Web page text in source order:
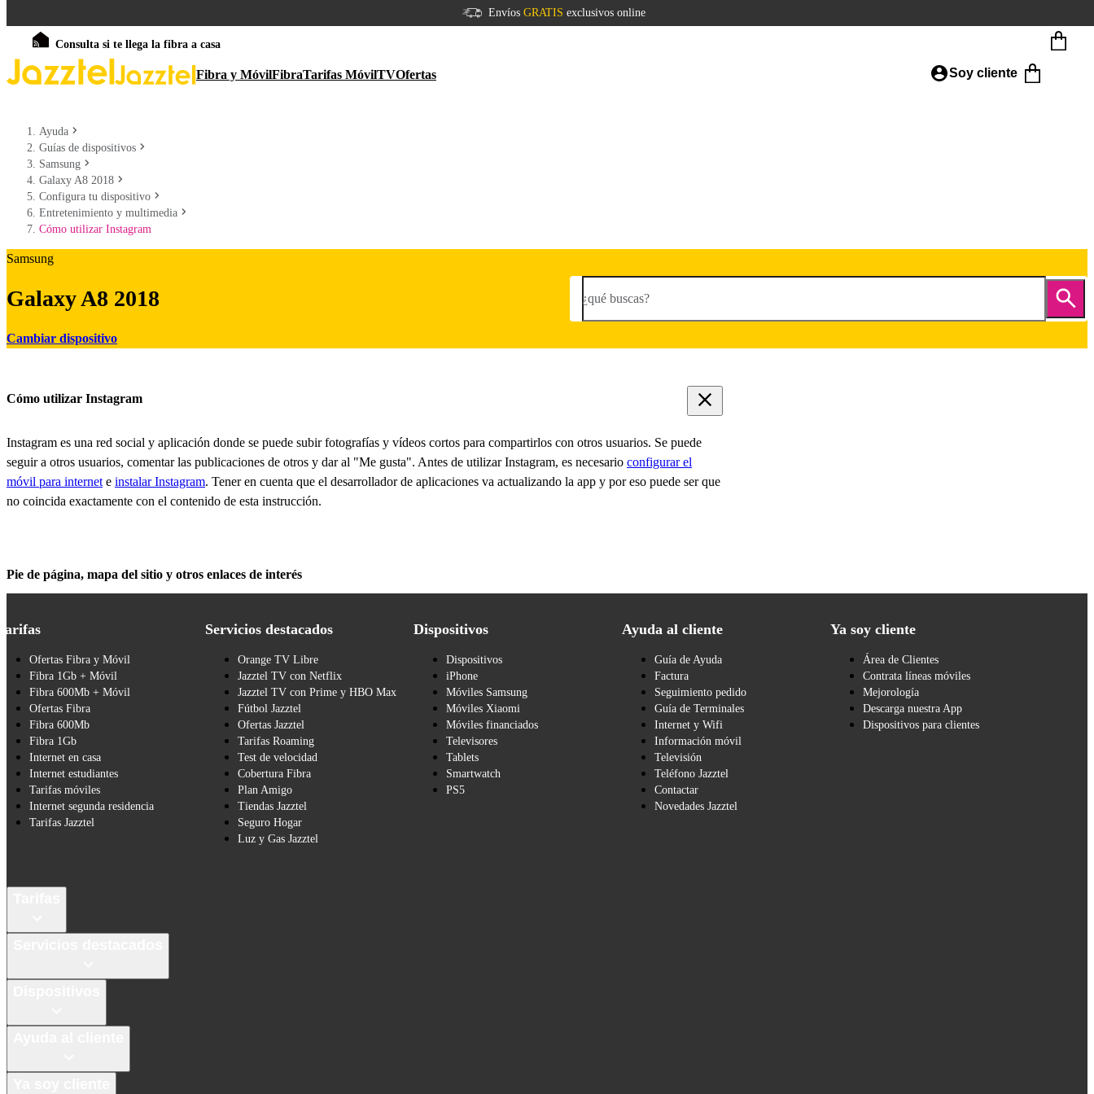
Envíos GRATIS exclusivos online
Consulta si te llega la fibra a casa
Fibra y MóvilFibraTarifas MóvilTVOfertas Soy cliente
Ayuda
Guías de dispositivos
Samsung
Galaxy A8 2018
Configura tu dispositivo
Entretenimiento y multimedia
Cómo utilizar Instagram
Samsung
Galaxy A8 2018
Cambiar dispositivo
¿qué buscas?
Cómo utilizar Instagram
Instagram es una red social y aplicación donde se puede subir fotografías y vídeos cortos para compartirlos con otros usuarios. Se puede
seguir a otros usuarios, comentar las publicaciones de otros y dar al "Me gusta". Antes de utilizar Instagram, es necesario configurar el
móvil para internet e instalar Instagram. Tener en cuenta que el desarrollador de aplicaciones va actualizando la app y por eso puede ser que
no coincida exactamente con el contenido de esta instrucción.
Pie de página, mapa del sitio y otros enlaces de interés
Ofertas Fibra y Móvil
Fibra 1Gb + Móvil
Fibra 600Mb + Móvil
Ofertas Fibra
Fibra 600Mb
Fibra 1Gb
Internet en casa
Internet estudiantes
Tarifas móviles
Internet segunda residencia
Tarifas Jazztel
Servicios destacados
Orange TV Libre
Jazztel TV con Netflix
Jazztel TV con Prime y HBO Max
Fútbol Jazztel
Ofertas Jazztel
Tarifas Roaming
Test de velocidad
Cobertura Fibra
Plan Amigo
Tiendas Jazztel
Seguro Hogar
Luz y Gas Jazztel
Dispositivos
Dispositivos
iPhone
Móviles Samsung
Móviles Xiaomi
Móviles financiados
Televisores
Tablets
Smartwatch
PS5
Ayuda al cliente
Guía de Ayuda
Factura
Seguimiento pedido
Guía de Terminales
Internet y Wifi
Información móvil
Televisión
Teléfono Jazztel
Contactar
Novedades Jazztel
Ya soy cliente
Área de Clientes
Contrata líneas móviles
Mejorología
Descarga nuestra App
Dispositivos para clientes